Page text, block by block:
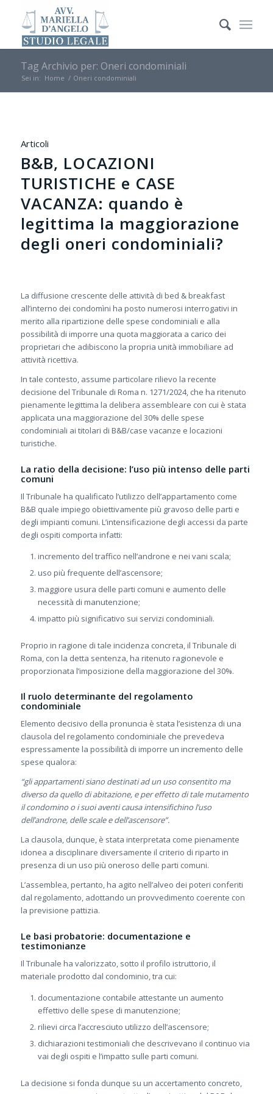
Tag Archivio per: Oneri condominiali
Sei in: Home / Oneri condominiali
Articoli
B&B, LOCAZIONI
TURISTICHE e CASE
VACANZA: quando è
legittima la maggiorazione
degli oneri condominiali?
La diffusione crescente delle attività di bed & breakfast
all’interno dei condomìni ha posto numerosi interrogativi in
merito alla ripartizione delle spese condominiali e alla
possibilità di imporre una quota maggiorata a carico dei
proprietari che adibiscono la propria unità immobiliare ad
attività ricettiva.
In tale contesto, assume particolare rilievo la recente
decisione del Tribunale di Roma n. 1271/2024, che ha ritenuto
pienamente legittima la delibera assembleare con cui è stata
applicata una maggiorazione del 30% delle spese
condominiali ai titolari di B&B/case vacanze e locazioni
turistiche.
La ratio della decisione: l’uso più intenso delle parti
comuni
Il Tribunale ha qualificato l’utilizzo dell’appartamento come
B&B quale impiego obiettivamente più gravoso delle parti e
degli impianti comuni. L’intensificazione degli accessi da parte
degli ospiti comporta infatti:
incremento del traffico nell’androne e nei vani scala;
uso più frequente dell’ascensore;
maggiore usura delle parti comuni e aumento delle
necessità di manutenzione;
impatto più significativo sui servizi condominiali.
Proprio in ragione di tale incidenza concreta, il Tribunale di
Roma, con la detta sentenza, ha ritenuto ragionevole e
proporzionata l’imposizione della maggiorazione del 30%.
Il ruolo determinante del regolamento
condominiale
Elemento decisivo della pronuncia è stata l’esistenza di una
clausola del regolamento condominiale che prevedeva
espressamente la possibilità di imporre un incremento delle
spese qualora:
“gli appartamenti siano destinati ad un uso consentito ma
diverso da quello di abitazione, e per effetto di tale mutamento
il condomino o i suoi aventi causa intensifichino l’uso
dell’androne, delle scale e dell’ascensore”.
La clausola, dunque, è stata interpretata come pienamente
idonea a disciplinare diversamente il criterio di riparto in
presenza di un uso più oneroso delle parti comuni.
L’assemblea, pertanto, ha agito nell’alveo dei poteri conferiti
dal regolamento, adottando un provvedimento coerente con
la previsione pattizia.
Le basi probatorie: documentazione e
testimonianze
Il Tribunale ha valorizzato, sotto il profilo istruttorio, il
materiale prodotto dal condominio, tra cui:
documentazione contabile attestante un aumento
effettivo delle spese di manutenzione;
rilievi circa l’accresciuto utilizzo dell’ascensore;
dichiarazioni testimoniali che descrivevano il continuo via
vai degli ospiti e l’impatto sulle parti comuni.
La decisione si fonda dunque su un accertamento concreto,